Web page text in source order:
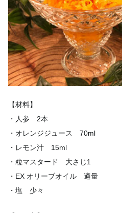
【材料】
・人参 2本
・オレンジジュース 70ml
・レモン汁 15ml
・粒マスタード 大さじ1
・EX オリーブオイル 適量
・塩 少々